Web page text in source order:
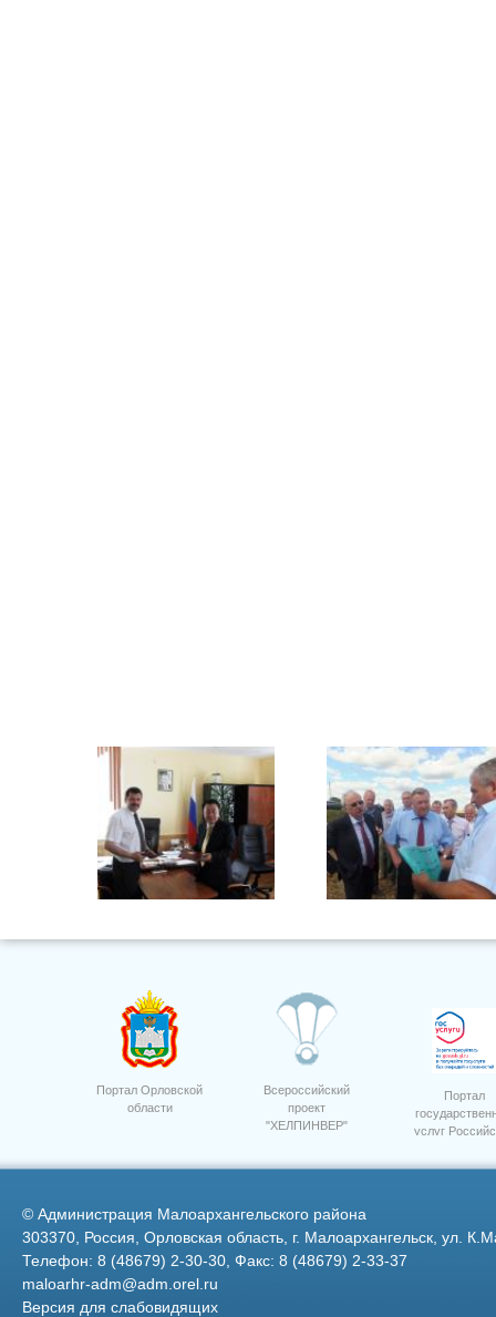
6
Портал Орловской
области
Всероссийский
проект
"ХЕЛПИНВЕР"
Портал
услуг
© Администрация Малоархангельского района
303370, Россия, Орловская область, г. Малоархангельск, ул.
Телефон: 8 (48679) 2-30-30, Факс: 8 (48679) 2-33-37
maloarhr-adm@adm.orel.ru
Версия для слабовидящих